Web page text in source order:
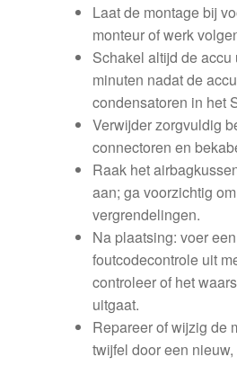
Laat de montage bij
monteur of werk
Schakel altijd de
minuten nadat de
condensatoren in het
Verwijder zorgvuldig
connectoren en
Raak het
aan; ga voorzichtig
vergrendelingen.
Na plaatsing: voer
foutcodecontrole uit
controleer of het
uitgaat.
Repareer of wijzig de
twijfel door een